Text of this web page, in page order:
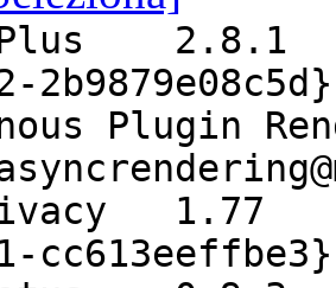
2.8.1
2b9879e08c5d}
Plugin
1.77
cc613eeffbe3}